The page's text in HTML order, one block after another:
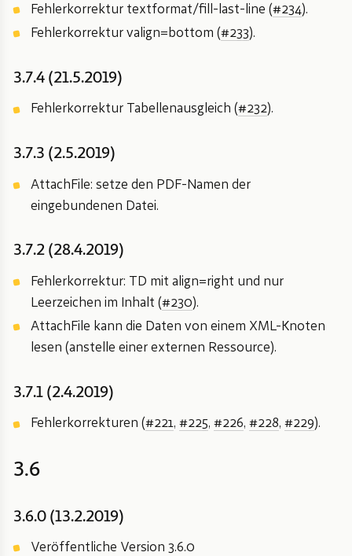
Fehlerkorrektur textformat/fill-last-line (#234).
Fehlerkorrektur valign=bottom (#233).
3.7.4 (21.5.2019)
Fehlerkorrektur Tabellenausgleich (#232).
3.7.3 (2.5.2019)
AttachFile: setze den PDF-Namen der
eingebundenen Datei.
3.7.2 (28.4.2019)
Fehlerkorrektur: TD mit align=right und nur
Leerzeichen im Inhalt (#230).
AttachFile kann die Daten von einem XML-Knoten
lesen (anstelle einer externen Ressource).
3.7.1 (2.4.2019)
Fehlerkorrekturen (#221,#225,#226,#228,#229).
3.6
3.6.0 (13.2.2019)
Veröffentliche Version 3.6.0